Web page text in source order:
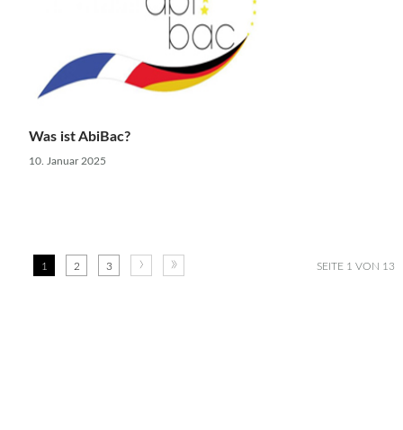
Was ist AbiBac?
10. Januar 2025
SEITE 1 VON 13
1 2 3 › »